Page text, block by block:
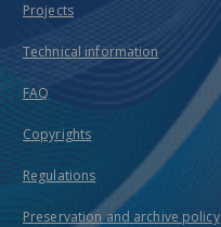
Projects
Technical information
FAQ
Copyrights
Regulations
Preservation and archive policy